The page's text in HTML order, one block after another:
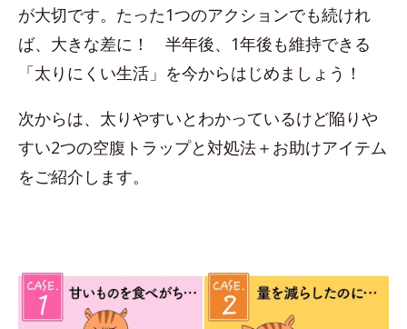
が大切です。たった1つのアクションでも続けれ
ば、大きな差に！ 半年後、1年後も維持できる
「太りにくい生活」を今からはじめましょう！
次からは、太りやすいとわかっているけど陥りや
すい2つの空腹トラップと対処法＋お助けアイテム
をご紹介します。